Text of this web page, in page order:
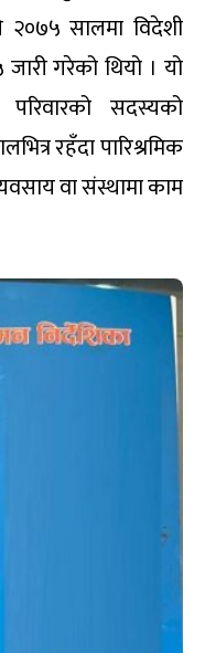
सालमा विदेशी
गरेको थियो । यो
सदस्यको
रहँदा पारिश्रमिक
वा संस्थामा काम